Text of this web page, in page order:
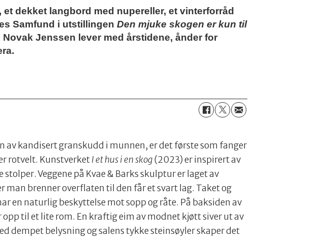
dekket langbord med nupereller, et vinterforråd
Samfund i utstillingenDen mjuke skogen er kun til
Jenssen lever med årstidene, ånder for
av kandisert granskudd i munnen, er det første som fanger
rotvelt. KunstverketI et hus i en skog(2023) er inspirert av
Veggene på Kvae & Barks skulptur er laget av
brenner overflaten til den får et svart lag. Taket og
en naturlig beskyttelse mot sopp og råte. På baksiden av
til et lite rom. En kraftig eim av modnet kjøtt siver ut av
dempet belysning og salens tykke steinsøyler skaper det